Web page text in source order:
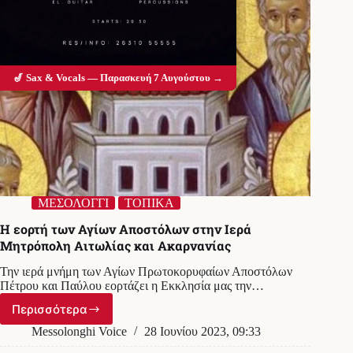
ΜΕΣΟΛΟΓΓΙ ΤΟΠΙΚΑ
Η εορτή των Αγίων Αποστόλων στην Ιερά
Μητρόπολη Αιτωλίας και Ακαρνανίας
Την ιερά μνήμη των Αγίων Πρωτοκορυφαίων Αποστόλων
Πέτρου και Παύλου εορτάζει η Εκκλησία μας την…
Περισσότερα
Η
εορτή
Messolonghi Voice 28 Ιουνίου 2023, 09:33
🎷 Sax & Vocals — Παρασκευή 7 Αυγούστου →